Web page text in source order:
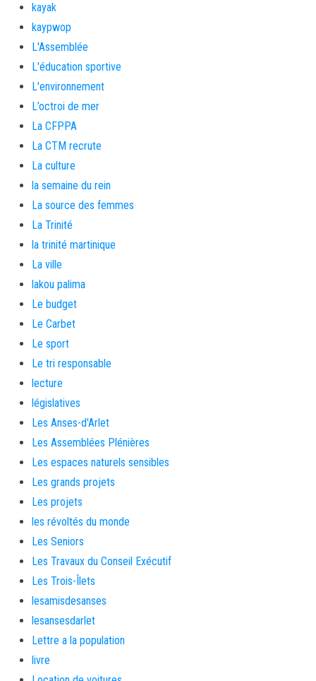
kayak
kaypwop
L'Assemblée
L'éducation sportive
L'environnement
L’octroi de mer
La CFPPA
La CTM recrute
La culture
la semaine du rein
La source des femmes
La Trinité
la trinité martinique
La ville
lakou palima
Le budget
Le Carbet
Le sport
Le tri responsable
lecture
législatives
Les Anses-d'Arlet
Les Assemblées Plénières
Les espaces naturels sensibles
Les grands projets
Les projets
les révoltés du monde
Les Seniors
Les Travaux du Conseil Exécutif
Les Trois-Îlets
lesamisdesanses
lesansesdarlet
Lettre a la population
livre